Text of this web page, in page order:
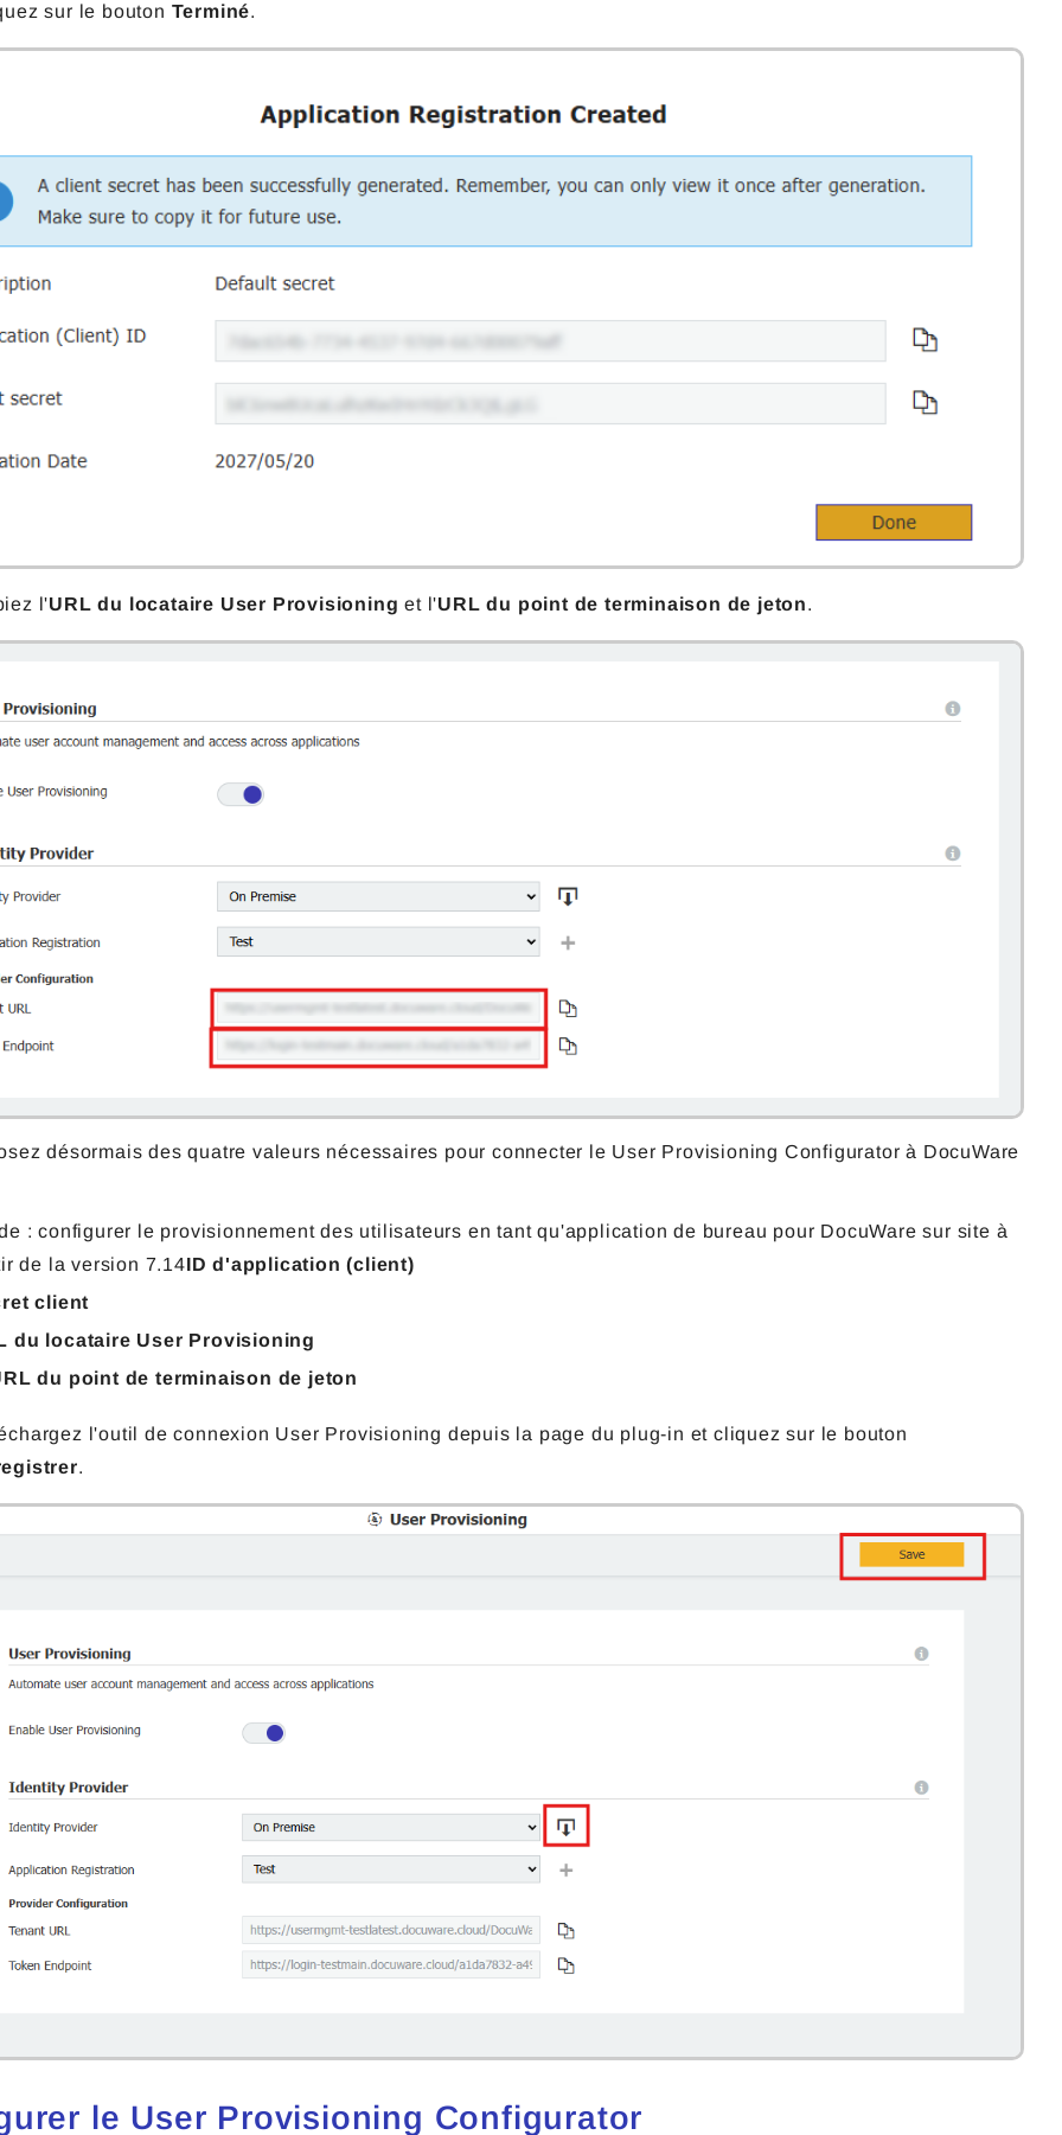
sur le bouton Terminé.
l'URL du locataire User Provisioning et l'URL du point de terminaison de jeton.
désormais des quatre valeurs nécessaires pour connecter le User Provisioning Configurator à DocuWare
: configurer le provisionnement des utilisateurs en tant qu'application de bureau pour DocuWare sur site à
de la version 7.14ID d'application (client)
client
du locataire User Provisioning
du point de terminaison de jeton
l'outil de connexion User Provisioning depuis la page du plug-in et cliquez sur le bouton
.
le User Provisioning Configurator